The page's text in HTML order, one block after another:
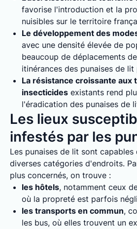
favorise l'introduction et la
nuisibles sur le territoire
Le développement des
avec une densité élevée de
beaucoup de déplacements
itinérances des punaises de lit
La résistance croissante aux
insecticides existants rend
l'éradication des punaises de
Les lieux
infestés par les
Les punaises de lit sont
diverses catégories d'endroits.
plus concernés, on trouve :
les hôtels, notamment ceux
où la propreté est parfois
les transports en commun,
les bus, où elles trouvent un